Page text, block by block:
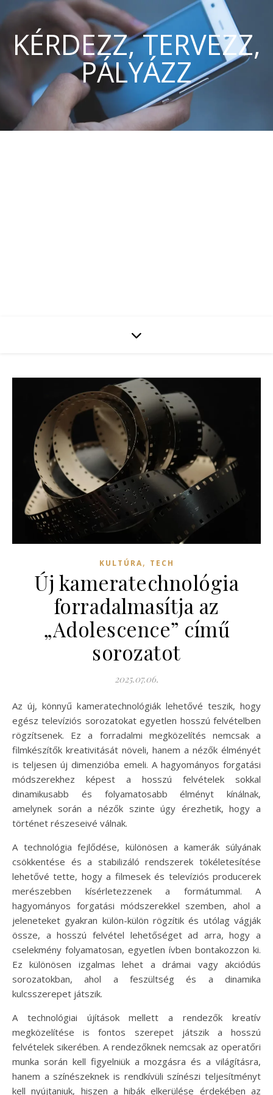
KÉRDEZZ, TERVEZZ,
PÁLYÁZZ
KULTÚRA, TECH
Új kameratechnológia
forradalmasítja az
„Adolescence” című
sorozatot
2025.07.06.
Az új, könnyű kameratechnológiák lehetővé teszik, hogy
egész televíziós sorozatokat egyetlen hosszú felvételben
rögzítsenek. Ez a forradalmi megközelítés nemcsak a
filmkészítők kreativitását növeli, hanem a nézők élményét
is teljesen új dimenzióba emeli. A hagyományos forgatási
módszerekhez képest a hosszú felvételek sokkal
dinamikusabb és folyamatosabb élményt kínálnak,
amelynek során a nézők szinte úgy érezhetik, hogy a
történet részeseivé válnak.
A technológia fejlődése, különösen a kamerák súlyának
csökkentése és a stabilizáló rendszerek tökéletesítése
lehetővé tette, hogy a filmesek és televíziós producerek
merészebben kísérletezzenek a formátummal. A
hagyományos forgatási módszerekkel szemben, ahol a
jeleneteket gyakran külön-külön rögzítik és utólag vágják
össze, a hosszú felvétel lehetőséget ad arra, hogy a
cselekmény folyamatosan, egyetlen ívben bontakozzon ki.
Ez különösen izgalmas lehet a drámai vagy akciódús
sorozatokban, ahol a feszültség és a dinamika
kulcsszerepet játszik.
A technológiai újítások mellett a rendezők kreatív
megközelítése is fontos szerepet játszik a hosszú
felvételek sikerében. A rendezőknek nemcsak az operatőri
munka során kell figyelniük a mozgásra és a világításra,
hanem a színészeknek is rendkívüli színészi teljesítményt
kell nyújtaniuk, hiszen a hibák elkerülése érdekében az